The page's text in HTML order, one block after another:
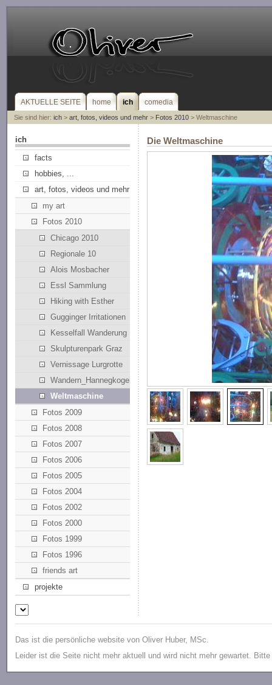
AKTUELLE SEITE home ich comedia
Sie sind hier: ich> art, fotos, videos und mehr> Fotos 2010> Weltmaschine
ich
facts
hobbies, ...
art, fotos, videos und mehr
my art
Fotos 2010
Chicago 2010
Regionale 10
Alois Mosbacher
Essl Sammlung
Hiking with Esther
Gugginger Irritationen
Kesselfall Wanderung
Skulpturenpark Graz
Vernissage Lurgrotte
Wandern_Hannegkogel
Weltmaschine
Fotos 2009
Fotos 2008
Fotos 2007
Fotos 2006
Fotos 2005
Fotos 2004
Fotos 2002
Fotos 2000
Fotos 1999
Fotos 1996
friends art
projekte
Die Weltmaschine
Das ist die persönliche website von Oliver Huber, MSc.
Leider ist die Seite nicht mehr aktuell und wird nicht mehr gewartet.